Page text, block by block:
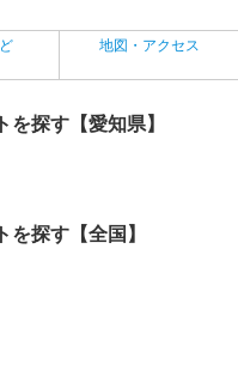
地図・アクセス
探す【愛知県】
探す【全国】